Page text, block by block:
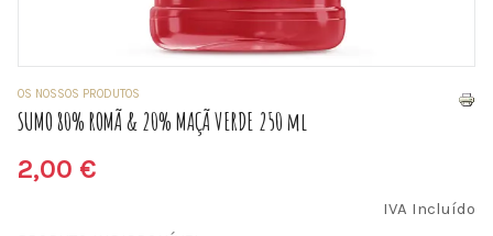
OS NOSSOS PRODUTOS
SUMO 80% ROMÃ & 20% MAÇÃ VERDE 250 ml
2,00 €
IVA Incluído